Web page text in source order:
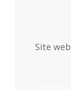
Site web